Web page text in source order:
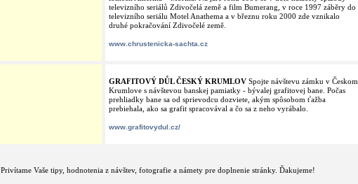
televizního seriálů Zdivočelá země a film Bumerang, v roce 1997 záběry do
televizního seriálu Motel Anathema a v březnu roku 2000 zde vznikalo
druhé pokračování Zdivočelé země.
www.chrustenicka-sachta.cz
GRAFITOVÝ DŮL ČESKÝ KRUMLOVSpojte návštevu zámku v Českom
Krumlove s návštevou banskej pamiatky - bývalej grafitovej bane. Počas
prehliadky bane sa od sprievodcu dozviete, akým spôsobom ťažba
prebiehala, ako sa grafit spracovával a čo sa z neho vyrábalo.
www.grafitovydul.cz/
Privítame Vaše tipy, hodnotenia z návštev, fotografie a námety pre doplnenie stránky. Ďakujeme!